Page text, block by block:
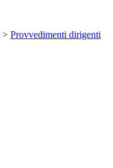
> Provvedimenti dirigenti